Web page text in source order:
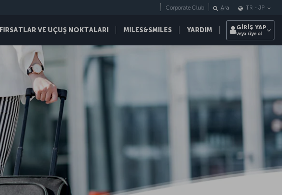
FIRSATLAR VE UÇUŞ NOKTALARI MILES&SMILES YARDIM
Corporate Club Ara TR - JP
GİRİŞ YAP
veya üye ol